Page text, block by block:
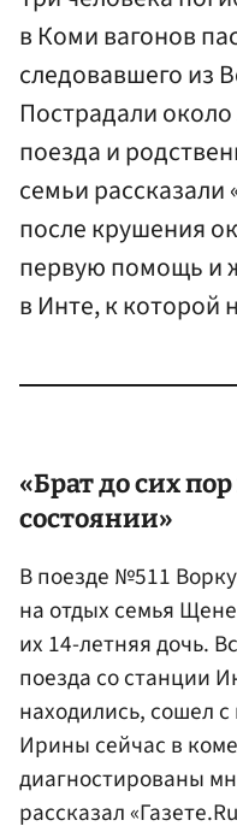
в Коми вагонов
следовавшего из
Пострадали
поезда и
семьи рассказали
после крушения
первую помощь и
в Инте, к которой
«Брат до сих
состоянии»
В поезде №511
на отдых семья
их 14-летняя дочь.
поезда со станции
находились, сошел
Ирины сейчас в
диагностированы
рассказал